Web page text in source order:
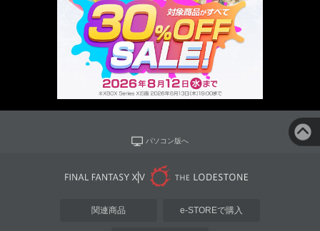
パソコン版へ
関連商品 e-STOREで購入